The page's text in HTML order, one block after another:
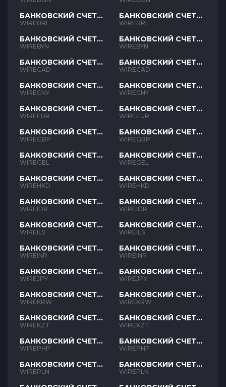
БАНКОВСКИЙ СЧЕТ
BRL
WIREBRL
БАНКОВСКИЙ СЧЕТ
BYN
WIREBYN
БАНКОВСКИЙ СЧЕТ
CAD
WIRECAD
БАНКОВСКИЙ СЧЕТ
CNY
WIRECNY
БАНКОВСКИЙ СЧЕТ
EUR
WIREEUR
БАНКОВСКИЙ СЧЕТ
GBP
WIREGBP
БАНКОВСКИЙ СЧЕТ
GEL
WIREGEL
БАНКОВСКИЙ СЧЕТ
HKD
WIREHKD
БАНКОВСКИЙ СЧЕТ
IDR
WIREIDR
БАНКОВСКИЙ СЧЕТ
ILS
WIREILS
БАНКОВСКИЙ СЧЕТ
INR
WIREINR
БАНКОВСКИЙ СЧЕТ
JPY
WIREJPY
БАНКОВСКИЙ СЧЕТ
KRW
WIREKRW
БАНКОВСКИЙ СЧЕТ
KZT
WIREKZT
БАНКОВСКИЙ СЧЕТ
PHP
WIREPHP
БАНКОВСКИЙ СЧЕТ
PLN
WIREPLN
БАНКОВСКИЙ СЧЕТ
BRL
WIREBRL
БАНКОВСКИЙ СЧЕТ
BYN
WIREBYN
БАНКОВСКИЙ СЧЕТ
CAD
WIRECAD
БАНКОВСКИЙ СЧЕТ
CNY
WIRECNY
БАНКОВСКИЙ СЧЕТ
EUR
WIREEUR
БАНКОВСКИЙ СЧЕТ
GBP
WIREGBP
БАНКОВСКИЙ СЧЕТ
GEL
WIREGEL
БАНКОВСКИЙ СЧЕТ
HKD
WIREHKD
БАНКОВСКИЙ СЧЕТ
IDR
WIREIDR
БАНКОВСКИЙ СЧЕТ
ILS
WIREILS
БАНКОВСКИЙ СЧЕТ
INR
WIREINR
БАНКОВСКИЙ СЧЕТ
JPY
WIREJPY
БАНКОВСКИЙ СЧЕТ
KRW
WIREKRW
БАНКОВСКИЙ СЧЕТ
KZT
WIREKZT
БАНКОВСКИЙ СЧЕТ
PHP
WIREPHP
БАНКОВСКИЙ СЧЕТ
PLN
WIREPLN